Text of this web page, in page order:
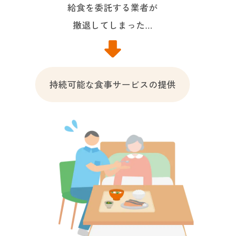
給食を委託する業者が
撤退してしまった…
持続可能な食事サービスの提供